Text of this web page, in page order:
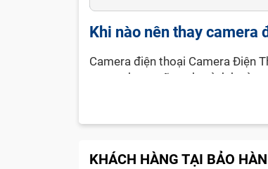
Khi nào nên thay camera
Camera điện thoại Camera Điện
smartphone cũng như ảnh
bạn sẽ gặp không ít khó khăn
Nhưng việc thay hẳn cụm
nhưng vẫn sử dụng bình thường
KHÁCH HÀNG TẠI BẢO